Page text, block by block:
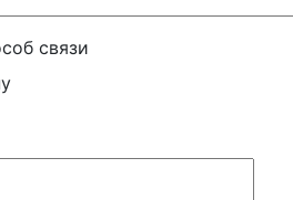
связи